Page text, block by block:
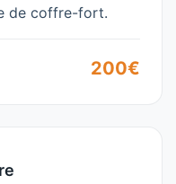
de coffre-fort.
200€